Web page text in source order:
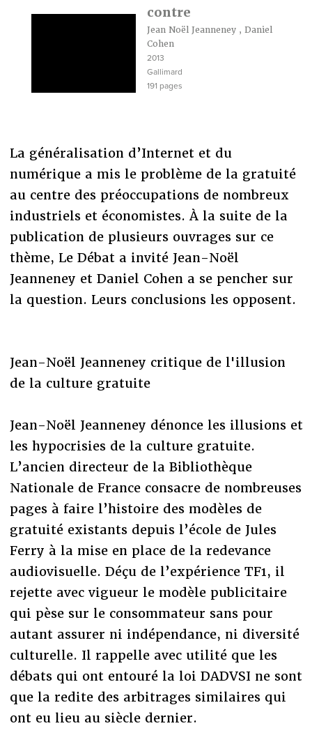
contre
Jean Noël Jeanneney, Daniel
Cohen
2013
Gallimard
191 pages
La généralisation d’Internet et du
numérique a mis le problème de la gratuité
au centre des préoccupations de nombreux
industriels et économistes. À la suite de la
publication de plusieurs ouvrages sur ce
thème, Le Débat a invité Jean-Noël
Jeanneney et Daniel Cohen a se pencher sur
la question. Leurs conclusions les opposent.
Jean-Noël Jeanneney critique de l'illusion
de la culture gratuite
Jean-Noël Jeanneney dénonce les illusions et
les hypocrisies de la culture gratuite.
L’ancien directeur de la Bibliothèque
Nationale de France consacre de nombreuses
pages à faire l’histoire des modèles de
gratuité existants depuis l’école de Jules
Ferry à la mise en place de la redevance
audiovisuelle. Déçu de l’expérience TF1, il
rejette avec vigueur le modèle publicitaire
qui pèse sur le consommateur sans pour
autant assurer ni indépendance, ni diversité
culturelle. Il rappelle avec utilité que les
débats qui ont entouré la loi DADVSI ne sont
que la redite des arbitrages similaires qui
ont eu lieu au siècle dernier.